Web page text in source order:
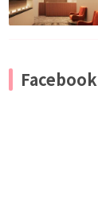
Facebook